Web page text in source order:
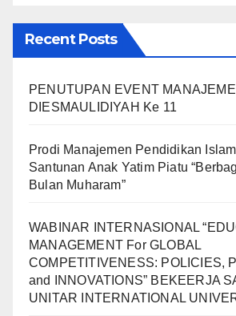
Recent Posts
PENUTUPAN EVENT
DIESMAULIDIYAH Ke 11
Prodi Manajemen Pendidikan
Santunan Anak Yatim Piatu
Bulan Muharam”
WABINAR INTERNASIONAL
MANAGEMENT For GLOBAL
COMPETITIVENESS: POLICIES,
and INNOVATIONS” BEKEERJA
UNITAR INTERNATIONAL